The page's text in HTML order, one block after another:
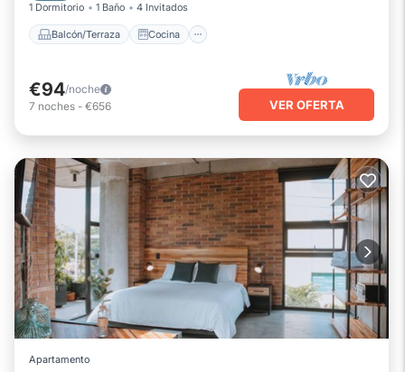
1 Dormitorio 1 Baño 4 Invitados
Balcón/Terraza Cocina
€94/noche
7 noches - €656 VER OFERTA
Apartamento